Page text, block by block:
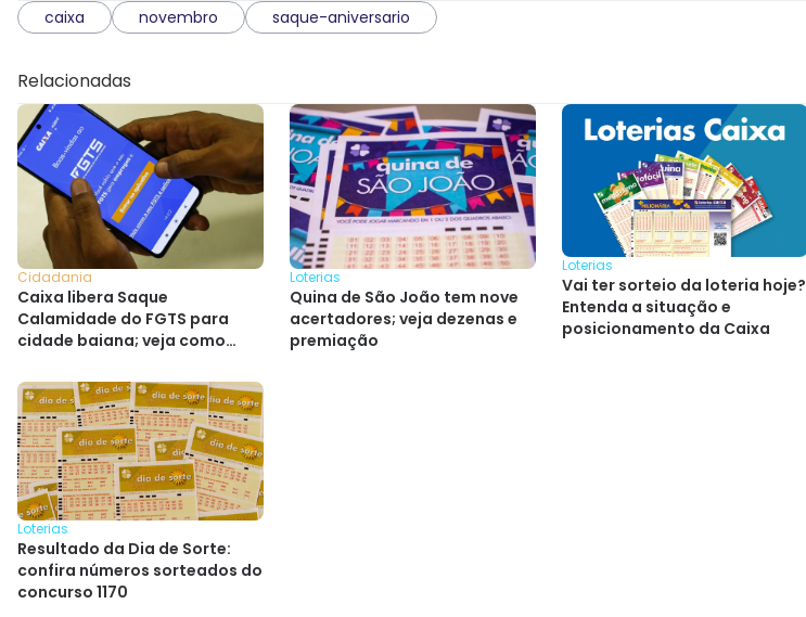
caixa novembro saque-aniversario
Relacionadas
Cidadania
Caixa libera Saque
Calamidade do FGTS para
cidade baiana; veja como
Loterias
Quina de São João tem nove
acertadores; veja dezenas e
premiação
Loterias
Vai ter sorteio da loteria hoje?
Entenda a situação e
posicionamento da Caixa
Loterias
Resultado da Dia de Sorte:
confira números sorteados do
concurso 1170